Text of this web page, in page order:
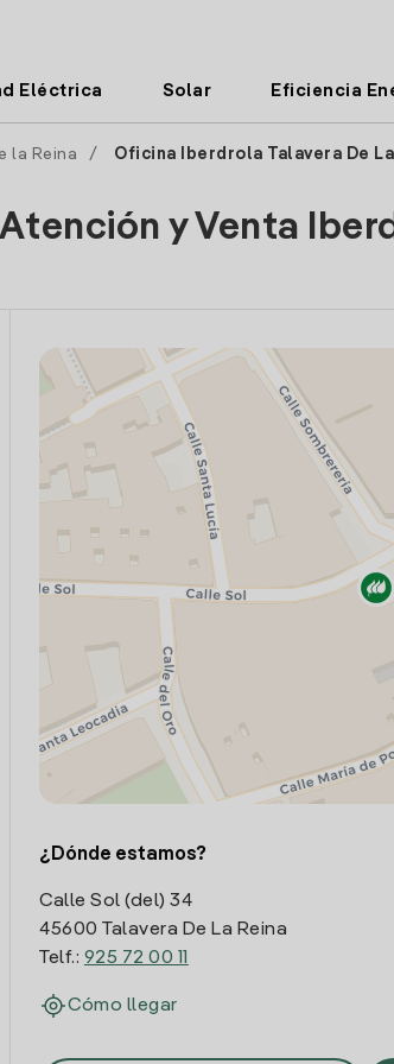
Eléctrica Solar Eficiencia
la Reina / Oficina Iberdrola Talavera De
y Venta
¿Dónde estamos?
Calle Sol (del) 34
45600 Talavera De La Reina
Telf.: 925 72 00 11
Cómo llegar